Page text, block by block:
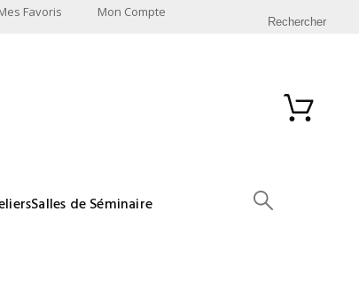
Favoris Mon Compte
Rechercher
Salles de Séminaire